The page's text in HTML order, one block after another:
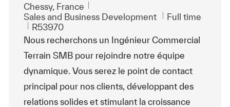
Location
Chessy, France
Category
Sales and Business Development Job Type
Full time
ReqId
R53970
Nous recherchons un Ingénieur Commercial
Terrain SMB pour rejoindre notre équipe
dynamique. Vous serez le point de contact
principal pour nos clients, développant des
relations solides et stimulant la croissance